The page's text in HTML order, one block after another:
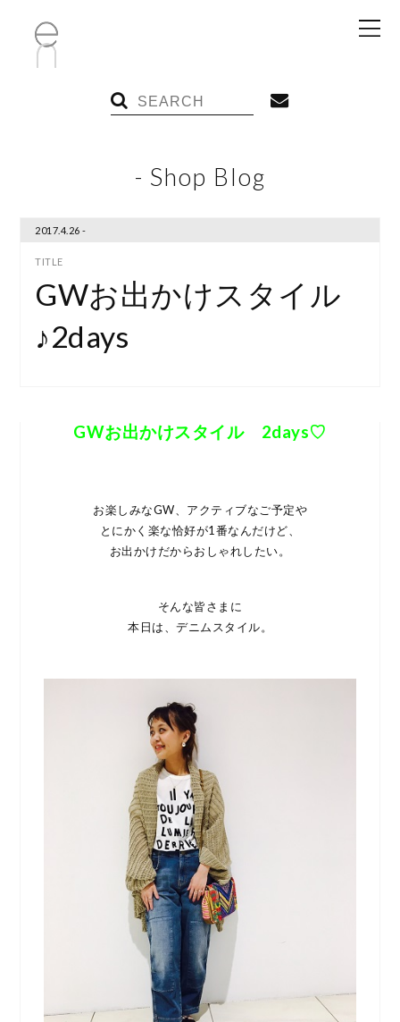
- Shop Blog
2017.4.26 -
GWお出かけスタイル
♪2days
GWお出かけスタイル 2days♡
お楽しみなGW、アクティブなご予定や
とにかく楽な恰好が1番なんだけど、
お出かけだからおしゃれしたい。
そんな皆さまに
本日は、デニムスタイル。